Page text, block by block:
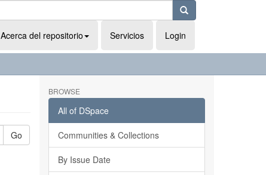
Acerca del repositorio Servicios Login
Go
BROWSE
All of DSpace
Communities & Collections
By Issue Date